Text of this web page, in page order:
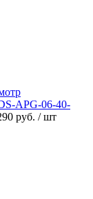
APG-06-40-
руб. / шт